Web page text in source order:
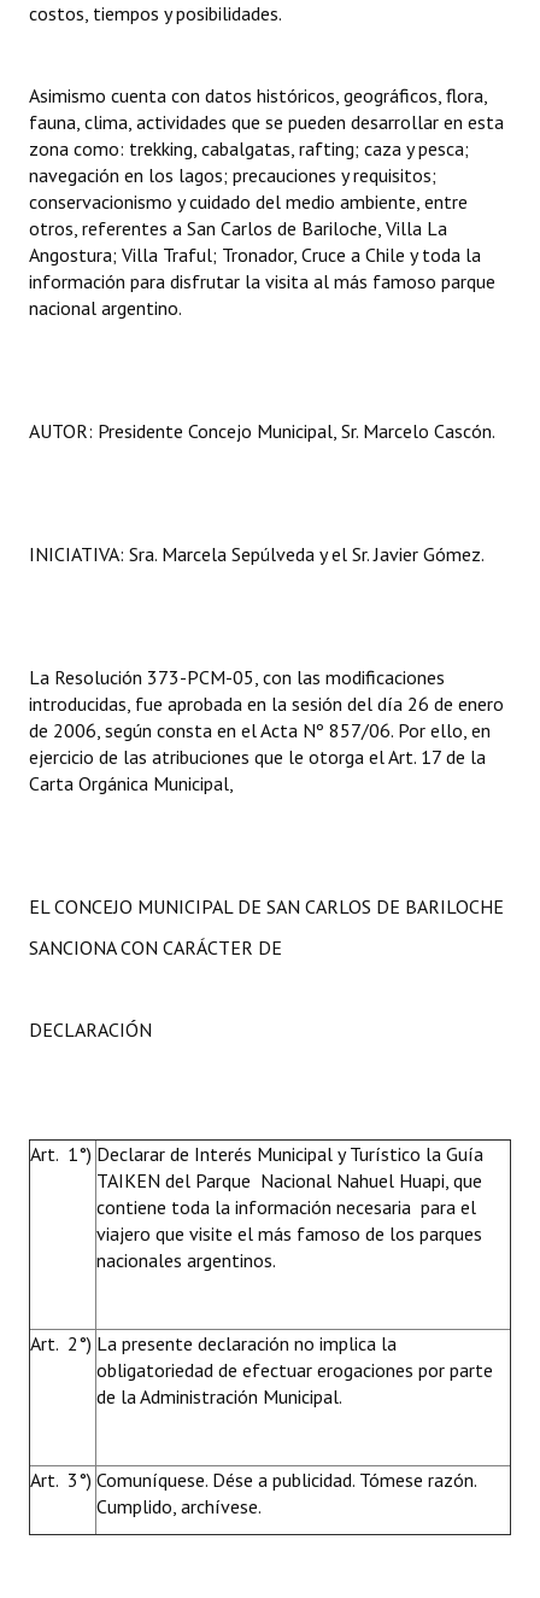
Registros y Distinciones
Premio al Mérito - Registro
Audiencias Públicas - Registro
Mujeres que Dejaron Huellas - Registro
Periodistas Decanos - Registro
Ciudadano Ilustre - Registro
Huéspedes de Honor - Registro
Bariloche, Municipio intercultural
REFORMA DE LA CARTA ORGÁNICA
costos, tiempos y posibilidades.
Asimismo cuenta con datos históricos, geográficos, flora,
fauna, clima, actividades que se pueden desarrollar en esta
zona como: trekking, cabalgatas, rafting; caza y pesca;
navegación en los lagos; precauciones y requisitos;
conservacionismo y cuidado del medio ambiente, entre
otros, referentes a San Carlos de Bariloche, Villa La
Angostura; Villa Traful; Tronador, Cruce a Chile y toda la
información para disfrutar la visita al más famoso parque
nacional argentino.
AUTOR: Presidente Concejo Municipal, Sr. Marcelo Cascón.
INICIATIVA: Sra. Marcela Sepúlveda y el Sr. Javier Gómez.
La Resolución 373-PCM-05, con las modificaciones
introducidas, fue aprobada en la sesión del día 26 de enero
de 2006, según consta en el Acta Nº 857/06. Por ello, en
ejercicio de las atribuciones que le otorga el Art. 17 de la
Carta Orgánica Municipal,
EL CONCEJO MUNICIPAL DE SAN CARLOS DE BARILOCHE
SANCIONA CON CARÁCTER DE
DECLARACIÓN
Art. 1°) Declarar de Interés Municipal y Turístico la Guía
TAIKEN del Parque Nacional Nahuel Huapi, que
contiene toda la información necesaria para el
viajero que visite el más famoso de los parques
nacionales argentinos.
Art. 2°) La presente declaración no implica la
obligatoriedad de efectuar erogaciones por parte
de la Administración Municipal.
Art. 3°) Comuníquese. Dése a publicidad. Tómese razón.
Cumplido, archívese.